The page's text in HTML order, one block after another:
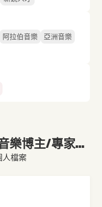
阿拉伯音樂
亞洲音樂
樂博主/專家...
人檔案